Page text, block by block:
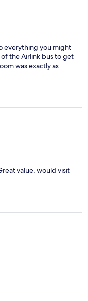
everything you might
the Airlink bus to get
was exactly as
value, would visit